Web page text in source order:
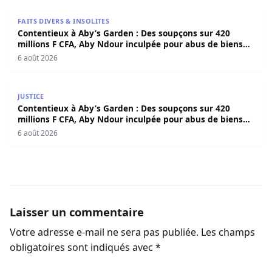
FAITS DIVERS & INSOLITES
Contentieux à Aby’s Garden : Des soupçons sur 420
millions F CFA, Aby Ndour inculpée pour abus de biens
sociaux
6 août 2026
JUSTICE
Contentieux à Aby’s Garden : Des soupçons sur 420
millions F CFA, Aby Ndour inculpée pour abus de biens
sociaux
6 août 2026
Laisser un commentaire
Votre adresse e-mail ne sera pas publiée. Les champs
obligatoires sont indiqués avec *